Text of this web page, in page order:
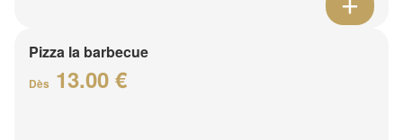
Pizza la barbecue
Dès 13.00 €